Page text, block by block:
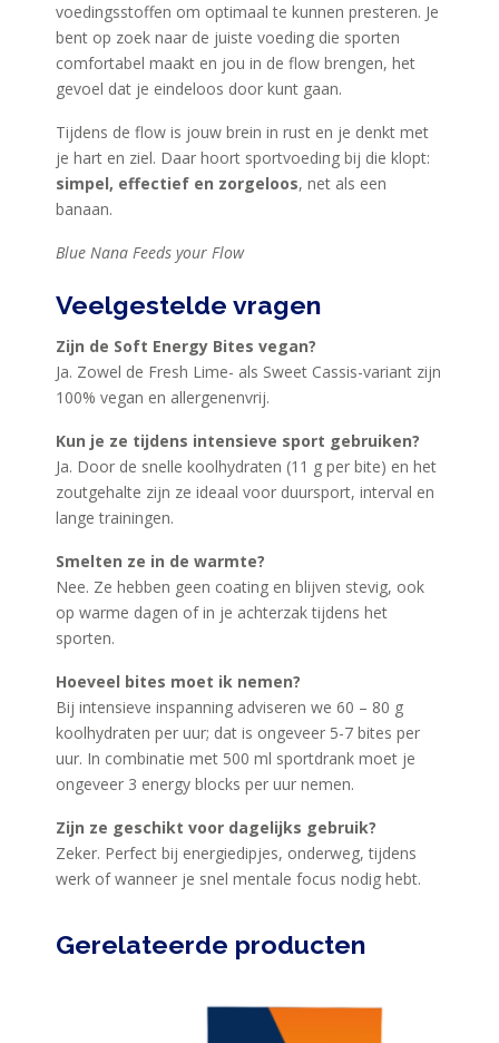
voedingsstoffen om optimaal te kunnen presteren. Je
bent op zoek naar de juiste voeding die sporten
comfortabel maakt en jou in de flow brengen, het
gevoel dat je eindeloos door kunt gaan.
Tijdens de flow is jouw brein in rust en je denkt met
je hart en ziel. Daar hoort sportvoeding bij die klopt:
simpel, effectief en zorgeloos, net als een
banaan.
Blue Nana Feeds your Flow
Veelgestelde vragen
Zijn de Soft Energy Bites vegan?
Ja. Zowel de Fresh Lime- als Sweet Cassis-variant zijn
100% vegan en allergenenvrij.
Kun je ze tijdens intensieve sport gebruiken?
Ja. Door de snelle koolhydraten (11 g per bite) en het
zoutgehalte zijn ze ideaal voor duursport, interval en
lange trainingen.
Smelten ze in de warmte?
Nee. Ze hebben geen coating en blijven stevig, ook
op warme dagen of in je achterzak tijdens het
sporten.
Hoeveel bites moet ik nemen?
Bij intensieve inspanning adviseren we 60 – 80 g
koolhydraten per uur; dat is ongeveer 5-7 bites per
uur. In combinatie met 500 ml sportdrank moet je
ongeveer 3 energy blocks per uur nemen.
Zijn ze geschikt voor dagelijks gebruik?
Zeker. Perfect bij energiedipjes, onderweg, tijdens
werk of wanneer je snel mentale focus nodig hebt.
Gerelateerde producten